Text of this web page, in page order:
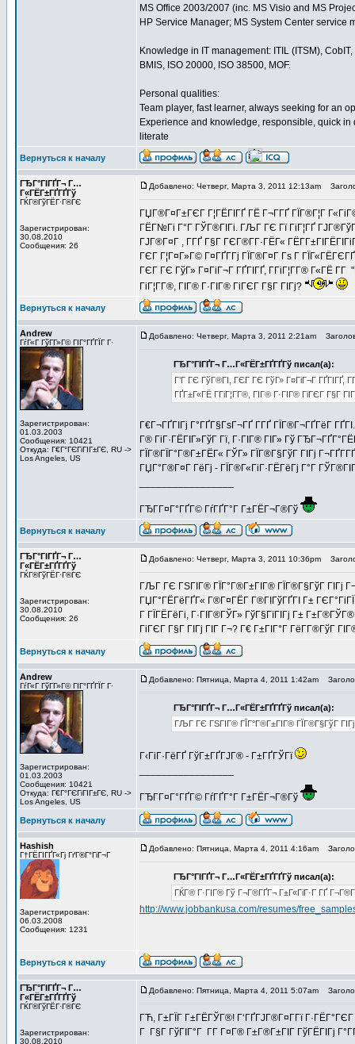
MS Office 2003/2007 (inc. MS Visio and MS
HP Service Manager; MS System Center service
Knowledge in IT management: ITIL (ITSM), CobIT,
BMIS, ISO 20000, ISO 38500, MOF.
Personal qualities:
Team player, fast learner, always seeking for an
Experience and knowledge, responsible, quick in
literate
Вернуться к началу
ГЂГ°ГІГҐГ¬ Г…
Г«ГЁГ±ГҐГҐГў
ГЌГ®ГўГЁГ·Г®ГЄ
Зарегистрирован:
30.08.2010
Сообщения: 26
Добавлено: Четверг, Марта 3, 2011 12:13am
ГЏГ®Г¤Г±ГЄГ Г¦ГЁГІГҐ ГЁ Г¬Г­ГҐ ГЇГ®Г¦Г
ГЁГ№Гі Г°Г ГЎГ®ГІГі. ГЉГ ГЄ Гї ГіГ¦ГҐ
ГЈГ®Г¤Г , Г­ГҐ Г§Г ГЄГ®Г­Г·ГЁГ«
ГЄГ Г¦Г¤Г»Г© Г¤ГҐГ­Гј ГЇГ®Г¤Г Гѕ Г
ГЄГ ГЄ ГўГ» Г¤ГіГ¬Г ГҐГІГҐ, Г­ГіГ¦Г­Г® Г«ГЁ Г­Г
ГіГ¦Г­Г®, ГІГ® Г·ГІГ® ГіГЄГ Г§Г ГІГј?
Вернуться к началу
Andrew
ГѓГ«Г ГўГ­Г»Г© ГІГ°ГҐГЇГ Г·
Зарегистрирован:
01.03.2003
Сообщения: 10421
Откуда: Г€Г°ГЄГіГІГ±ГЄ, RU ->
Los Angeles, US
Добавлено: Четверг, Марта 3, 2011 2:21am
ГЂГ°ГІГҐГ¬ Г…Г«ГЁГ±ГҐГҐГў писал(а):
Г’Г ГЄ ГўГ®ГІ, ГЄГ ГЄ ГўГ» Г¤ГіГ¬Г ГҐГІГҐ,
ГҐГ±Г«ГЁ Г­ГіГ¦Г­Г®, ГІГ® Г·ГІГ® ГіГЄГ Г§Г
Г€Г¬ГҐГІГј Г°ГҐГ§ГѕГ¬ГҐ Г­ГҐ ГЇГ®Г¬ГҐГёГ
Г® ГіГ·ГЁГІГ»ГўГ Гї, Г·ГІГ® ГІГ» Гў
ГЇГ®ГЇГ°Г®Г±ГЁГ« ГЎГ» ГЇГ®Г§ГўГ ГІГј
ГЏГ°Г®Г¤Г ГёГј - ГЇГ®Г«ГіГ·ГЁГёГј Г°Г
ГЂГ­Г¤Г°ГҐГ© ГѓГҐГ°Г Г±ГЁГ¬Г®Гў
Вернуться к началу
ГЂГ°ГІГҐГ¬ Г…
Г«ГЁГ±ГҐГҐГў
ГЌГ®ГўГЁГ·Г®ГЄ
Зарегистрирован:
30.08.2010
Сообщения: 26
Добавлено: Четверг, Марта 3, 2011 10:36pm
ГЉГ ГЄ ГЅГІГ® ГЇГ°Г®Г±ГІГ® ГЇГ®Г§ГўГ ГІГј
ГЏГ°ГЁГёГҐГ« Г®Г¤ГЁГ­ Г®ГІГўГҐГІ Г±
Г ГЇГЁГёГі, Г·ГІГ®ГЎГ» ГўГ§ГїГІГј Г±
ГіГЄГ Г§Г ГІГј ГІГ Г¬? Г€ Г±ГІГ°Г ГёГ­Г®ГўГ
Вернуться к началу
Andrew
ГѓГ«Г ГўГ­Г»Г© ГІГ°ГҐГЇГ Г·
Зарегистрирован:
01.03.2003
Сообщения: 10421
Откуда: Г€Г°ГЄГіГІГ±ГЄ, RU ->
Los Angeles, US
Добавлено: Пятница, Марта 4, 2011 1:42am
ГЂГ°ГІГҐГ¬ Г…Г«ГЁГ±ГҐГҐГў писал(а):
ГЉГ ГЄ ГЅГІГ® ГЇГ°Г®Г±ГІГ® ГЇГ®Г§ГўГ ГІГј
Г‹ГіГ·ГёГҐ ГўГ±ГҐГЈГ® - Г±ГҐГЎГї
ГЂГ­Г¤Г°ГҐГ© ГѓГҐГ°Г Г±ГЁГ¬Г®Гў
Вернуться к началу
Hashish
Г†ГЁГІГҐГ«Гј ГґГ®Г°ГіГ¬Г
Зарегистрирован:
06.03.2008
Сообщения: 1231
Добавлено: Пятница, Марта 4, 2011 4:16am
ГЂГ°ГІГҐГ¬ Г…Г«ГЁГ±ГҐГҐГў писал(а):
ГЌГ® Г·ГІГ® Гў Г¬Г®ГҐГ¬ Г±Г«ГіГ·Г ГҐ
http://www.jobbankusa.com/resumes/
Вернуться к началу
ГЂГ°ГІГҐГ¬ Г…
Г«ГЁГ±ГҐГҐГў
ГЌГ®ГўГЁГ·Г®ГЄ
Зарегистрирован:
30.08.2010
Добавлено: Пятница, Марта 4, 2011 5:07am
ГЋ, Г±ГЇГ Г±ГЁГЎГ®! Г‘ГҐГЈГ®Г¤Г­Гї
Г Г§Г ГўГІГ°Г Г­Г Г¤Г® Г±Г®Г±ГІГ ГўГЁГІГј